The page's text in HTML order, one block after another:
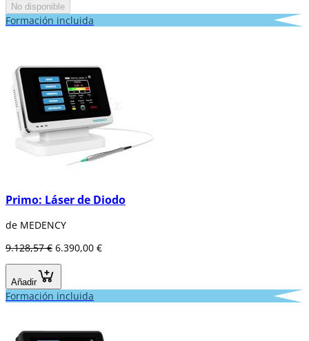
No disponible
Formación incluida
Primo: Láser de Diodo
de MEDENCY
9.128,57 € 6.390,00 €
Añadir
Formación incluida